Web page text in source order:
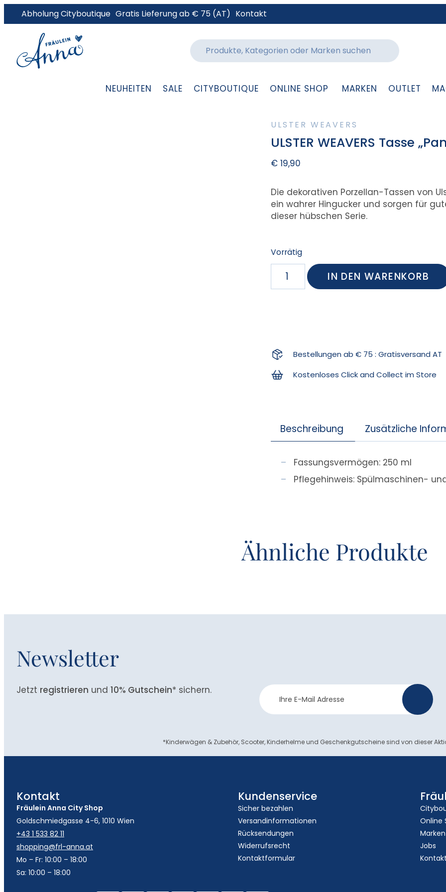
Abholung Cityboutique Gratis Lieferung ab € 75 (AT) Kontakt
NEUHEITEN SALE CITYBOUTIQUE ONLINE SHOP MARKEN OUTLET
ULSTER WEAVERS
ULSTER WEAVERS Tasse
€ 19,90
Die dekorativen Porzellan-Tassen von
ein wahrer Hingucker und sorgen für
dieser hübschen Serie.
Vorrätig
IN DEN WARENKORB
Bestellungen ab € 75 : Gratisversand AT
Kostenloses Click and Collect im Store
Beschreibung Zusätzliche
Fassungsvermögen: 250 ml
Pflegehinweis: Spülmaschinen-
Ähnliche Produkte
Newsletter
Jetzt registrieren und 10% Gutschein* sichern.
Newsletter
Anmeldung
*Kinderwägen & Zubehör, Scooter, Kinderhelme und Geschenkgutscheine sind von dieser
Kontakt
Fräulein Anna City Shop
Goldschmiedgasse 4-6, 1010 Wien
+43 1 533 82 11
shopping@frl-anna.at
Mo – Fr: 10:00 – 18:00
Sa: 10:00 – 18:00
Kundenservice
Sicher bezahlen
Versandinformationen
Rücksendungen
Widerrufsrecht
Kontaktformular
Online
Marken
Jobs
Kontakt